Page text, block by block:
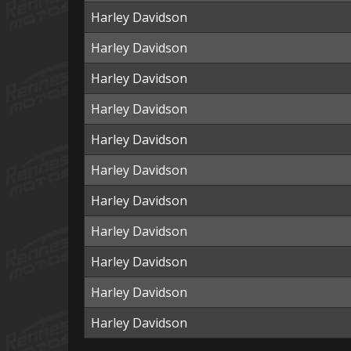
Harley Davidson
Harley Davidson
Harley Davidson
Harley Davidson
Harley Davidson
Harley Davidson
Harley Davidson
Harley Davidson
Harley Davidson
Harley Davidson
Harley Davidson